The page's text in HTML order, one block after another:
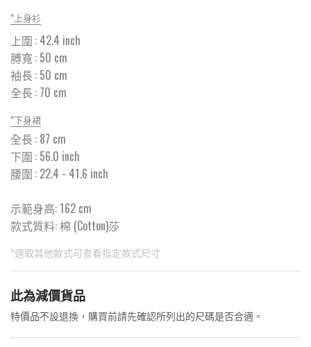
* 上身衫
上圍 : 42.4 inch
膊寬 : 50 cm
袖長 : 50 cm
全長 : 70 cm
*下身裙
全長 : 87 cm
下圍 : 56.0 inch
腰圍 : 22.4 - 41.6 inch
示範身高: 162 cm
款式質料:棉 (Cotton)莎
*選取其他款式可查看指定款式尺寸
此為預購品
<預購款>因為韓國東大門8月暑假關係， 預購款會於8月18日
後才陸續返貨⚠️
此為減價貨品
特價品不設退換，購買前請先確認所列出的尺碼是否合適。